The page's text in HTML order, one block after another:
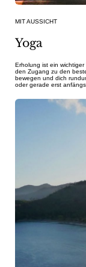
MIT AUSSICHT
Yoga
Erholung ist ein
den Zugang zu den
bewegen und dich
oder gerade erst